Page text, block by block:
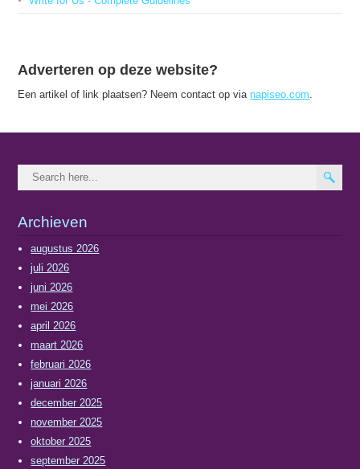
Adverteren op deze website?
Een artikel of link plaatsen? Neem contact op vianapiseo.com
Archieven
augustus 2026
juli 2026
juni 2026
mei 2026
april 2026
maart 2026
februari 2026
januari 2026
december 2025
november 2025
oktober 2025
september 2025